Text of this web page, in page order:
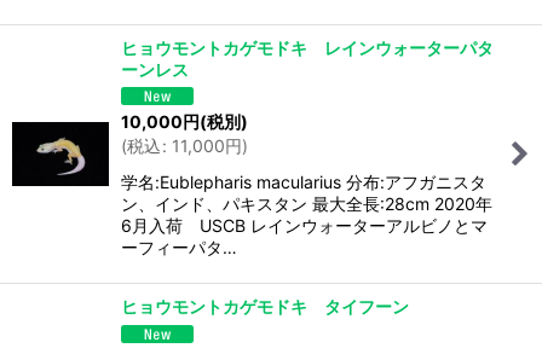
ヒョウモントカゲモドキ レインウォーターパタ
ーンレス
10,000円(税別)
(税込: 11,000円)
学名:Eublepharis macularius 分布:アフガニスタ
ン、インド、パキスタン 最大全長:28cm 2020年
6月入荷 USCB レインウォーターアルビノとマ
ーフィーパタ…
ヒョウモントカゲモドキ タイフーン